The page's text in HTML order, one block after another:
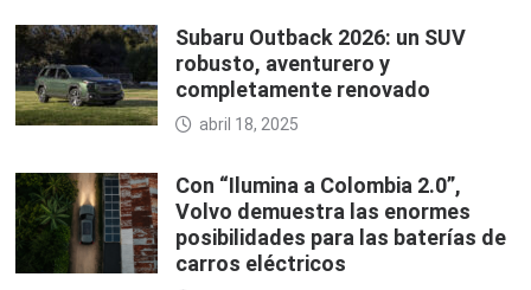
Subaru Outback 2026: un SUV
robusto, aventurero y
completamente renovado
abril 18, 2025
Con “Ilumina a Colombia 2.0”,
Volvo demuestra las enormes
posibilidades para las baterías de
carros eléctricos